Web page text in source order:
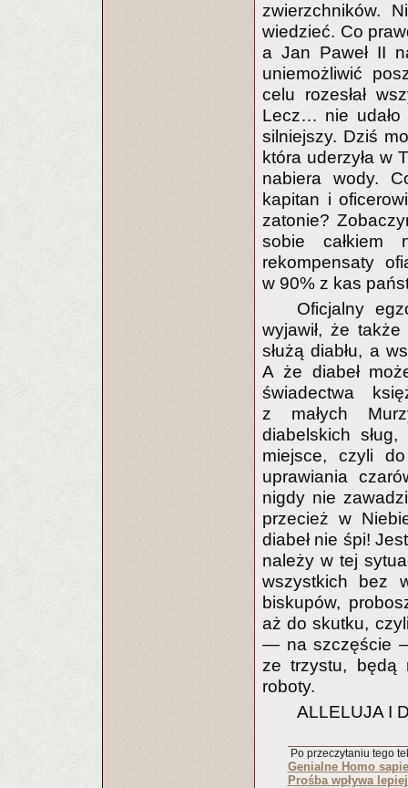
zwierzchników.
wiedzieć. Co
a Jan Paweł II
uniemożliwić
celu rozesłał
Lecz… nie udało
silniejszy. Dziś
która uderzyła w
nabiera wody.
kapitan i
zatonie?
sobie całkiem
rekompensaty
w 90% z kas
Oficjalny
wyjawił, że
służą diabłu, a
A że diabeł
świadectwa
z małych
diabelskich
miejsce, czyli
uprawiania
nigdy nie
przecież w
diabeł nie śpi!
należy w tej
wszystkich bez
biskupów,
aż do skutku,
— na szczęście
ze trzystu, będą
roboty.
ALLELUJA I
Po przeczytaniu tego
Genialne Homo
Prośba wpływa